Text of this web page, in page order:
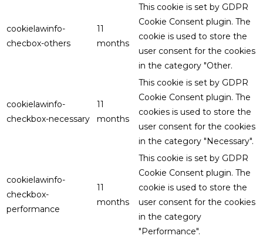
cookielawinfo-
checbox-others
11
months
This cookie is set by GDPR
Cookie Consent plugin. The
cookie is used to store the
user consent for the cookies
in the category "Other.
cookielawinfo-
checkbox-necessary
11
months
This cookie is set by GDPR
Cookie Consent plugin. The
cookies is used to store the
user consent for the cookies
in the category "Necessary".
cookielawinfo-
checkbox-
performance
11
months
This cookie is set by GDPR
Cookie Consent plugin. The
cookie is used to store the
user consent for the cookies
in the category
"Performance".